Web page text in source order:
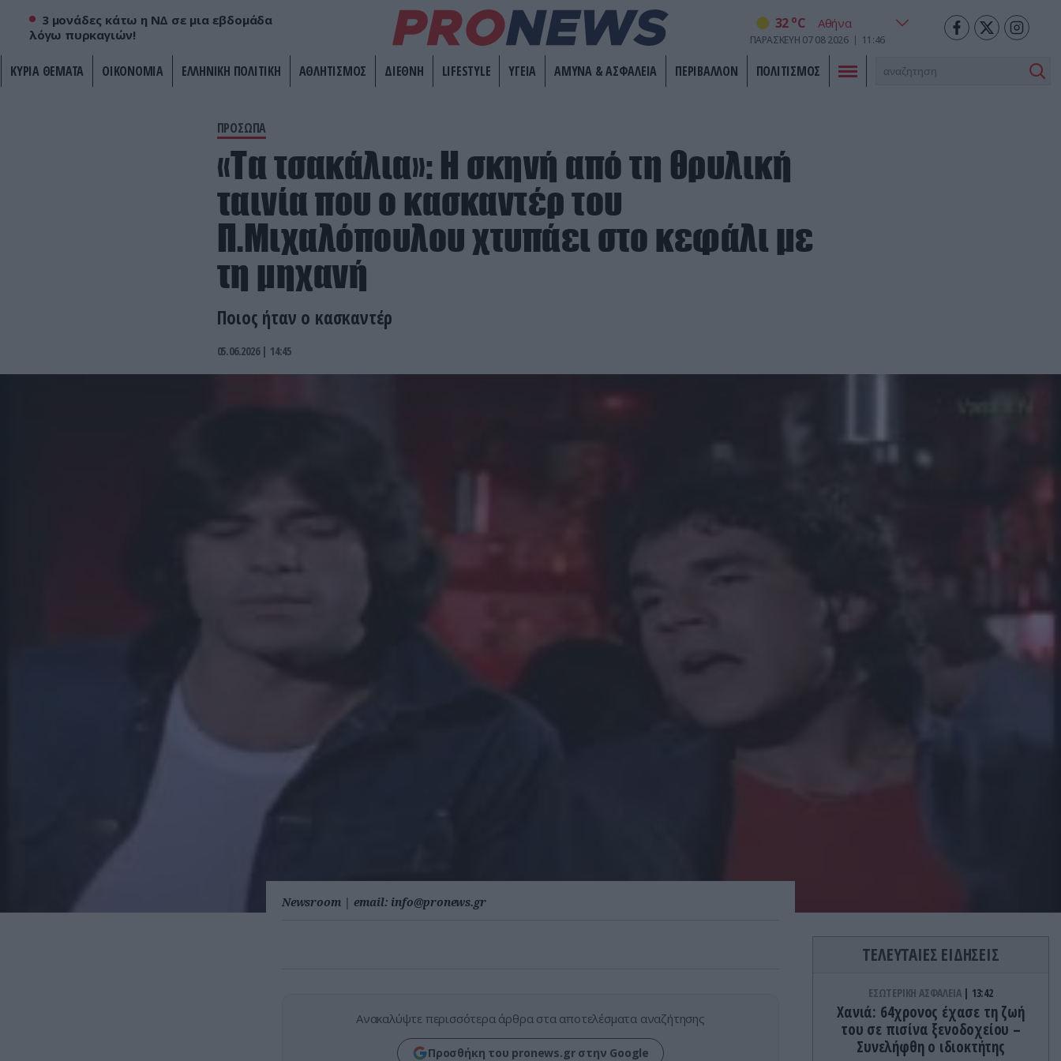
3 μονάδες κάτω η ΝΔ σε μια εβδομάδα
λόγω πυρκαγιών!
32 oC
ΠΑΡΑΣΚΕΥΗ 07 08 2026 11:46
ΚΥΡΙΑ ΘΕΜΑΤΑ ΟΙΚΟΝΟΜΙΑ ΕΛΛΗΝΙΚΗ ΠΟΛΙΤΙΚΗ ΑΘΛΗΤΙΣΜΟΣ ΔΙΕΘΝΗ LIFESTYLE ΥΓΕΙΑ ΑΜΥΝΑ & ΑΣΦΑΛΕΙΑ ΠΕΡΙΒΑΛΛΟΝ ΠΟΛΙΤΙΣΜΟΣ
ΠΡΟΣΩΠΑ
«Τα τσακάλια»: Η σκηνή από τη θρυλική
ταινία που ο κασκαντέρ του
Π.Μιχαλόπουλου χτυπάει στο κεφάλι με
τη μηχανή
Ποιος ήταν ο κασκαντέρ
05.06.2026 | 14:45
Newsroom | email: info@pronews.gr
Ανακαλύψτε περισσότερα άρθρα στα αποτελέσματα αναζήτησης
Προσθήκη του pronews.gr στην Google
ΤΕΛΕΥΤΑΙΕΣ ΕΙΔΗΣΕΙΣ
ΕΣΩΤΕΡΙΚΗ ΑΣΦΑΛΕΙΑ 13:42
Χανιά: 64χρονος έχασε τη ζωή
του σε πισίνα ξενοδοχείου –
Συνελήφθη ο ιδιοκτήτης